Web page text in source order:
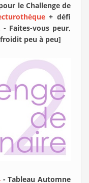
le Challenge de
+ défi
Faites-vous peur,
peu à peu]
- Tableau Automne